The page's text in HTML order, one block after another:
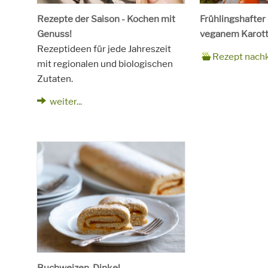
Rezepte der Saison - Kochen mit
Genuss!
Rezeptideen für jede Jahreszeit
mit regionalen und biologischen
Zutaten.
weiter...
Frühlingshafter
veganem
Zubereitungszeit
90 Minuten
Rezept
für
4 Personen
Saison
Frühling
Schlagworte
Beilagen,
Rezept